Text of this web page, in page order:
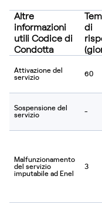
Altre
informazioni
utili Codice di
Condotta
di
Attivazione del
servizio 60
Sospensione del
servizio -
Malfunzionamento
del servizio
imputabile ad Enel
3